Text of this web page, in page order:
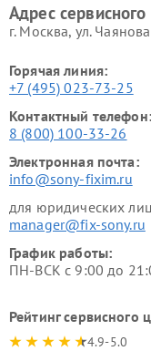
Адрес
г. Москва, ул.
Горячая линия:
+7 (495) 023-73-25
Контактный телефон:
8 (800) 100-33-26
Электронная почта:
info@sony-fixim.ru
для юридических лиц
manager@fix-sony.ru
График работы:
ПН-ВСК с 9:00 до
Рейтинг сервисного
4.9-5.0